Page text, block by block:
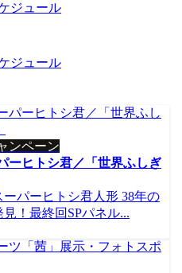
ジュール
ジュール
ンペーン
ーヒトシ君／「世界ふしぎ
パーヒトシ君人形 38年の
！最終回SPパネル...